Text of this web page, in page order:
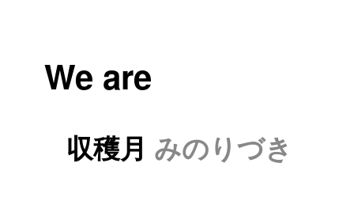
We are
収穫月 みのりづき